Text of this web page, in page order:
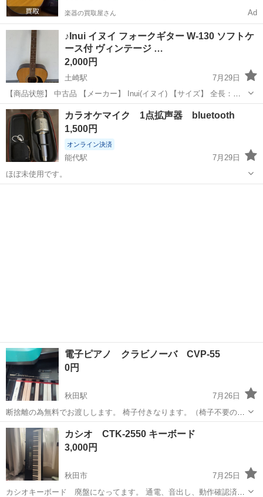
楽器の買取屋さん Ad
♪Inui イヌイ フォークギター W-130 ソフトケ
ース付 ヴィンテージ …
2,000円
土崎駅
7月29日
【商品状態】 中古品 【メーカー】 Inui(イヌイ) 【サイズ】 全長：約
100㎝ ※素人採寸ですので誤差はご了承ください。 【素材】 【カラ
ー】 画像にてご確認ください。 【補足】 おそらく...
秋田 秋田市 弦楽器、ギター イヌイ
カラオケマイク 1点拡声器 bluetooth
1,500円
オンライン決済
能代駅
7月29日
ほぼ未使用です。
電子ピアノ クラビノーバ CVP-55
0円
秋田駅
7月26日
断捨離の為無料でお渡しします。 椅子付きなります。（椅子不要の場
合ピアノ本体のみ、） 普通に動作しましたが、不具合あるかと思いま
す。 直接引き取りできない場合市内のみ配達します。 写真は鍵盤しか
撮ってません。 詳しくは記載...
秋田 秋田市 鍵盤楽器、ピアノ
カシオ CTK-2550 キーボード
3,000円
秋田市
7月25日
カシオキーボード 廃盤になってます。 通電、音出し、動作確認済み